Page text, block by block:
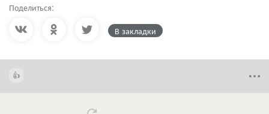
Поделиться:
В закладки